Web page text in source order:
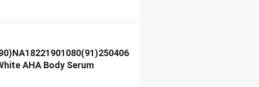
AHA Body Serum